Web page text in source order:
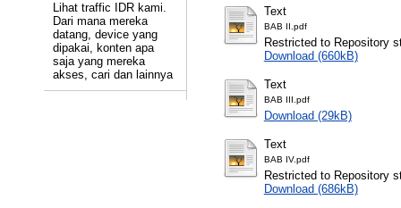
Lihat traffic IDR kami.
Dari mana mereka
datang, device yang
dipakai, konten apa
saja yang mereka
akses, cari dan lainnya
Text
BAB II.pdf
Restricted to Repository
Download (660kB)
Text
BAB III.pdf
Download (29kB)
Text
BAB IV.pdf
Restricted to Repository
Download (686kB)